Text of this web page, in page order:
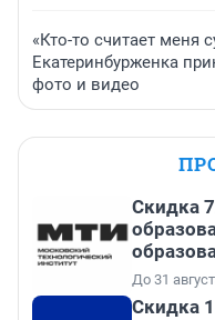
«Кто-то считает меня
Екатеринбурженка
фото и видео
Скидка
До 31
Скидка